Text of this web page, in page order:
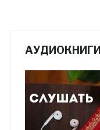
АУДИОКНИГИ